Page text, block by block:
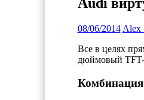
08/06/2014 Alex
Все в целях
дюймовый TFT-